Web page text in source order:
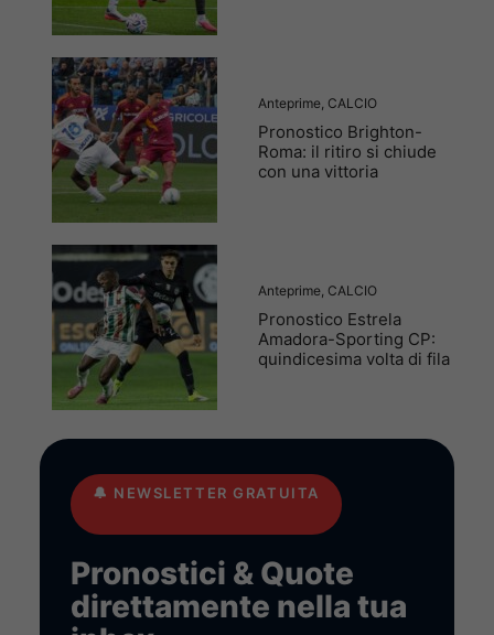
Anteprime CALCIO
Pronostico Brighton-
Roma: il ritiro si chiude
con una vittoria
Anteprime CALCIO
Pronostico Estrela
Amadora-Sporting CP:
quindicesima volta di fila
🔔 NEWSLETTER GRATUITA
Pronostici & Quote
direttamente nella tua